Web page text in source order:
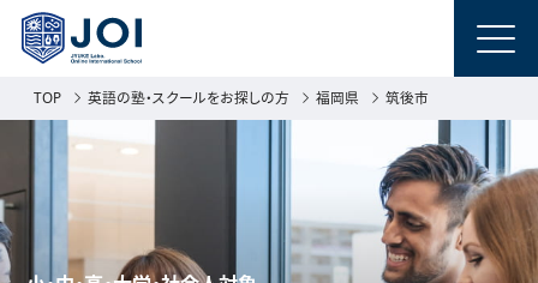
TOP 英語の塾・スクールをお探しの方 福岡県 筑後市